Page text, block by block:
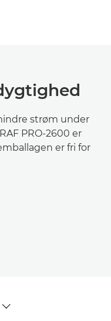
strøm under
PRO-2600 er
er fri for